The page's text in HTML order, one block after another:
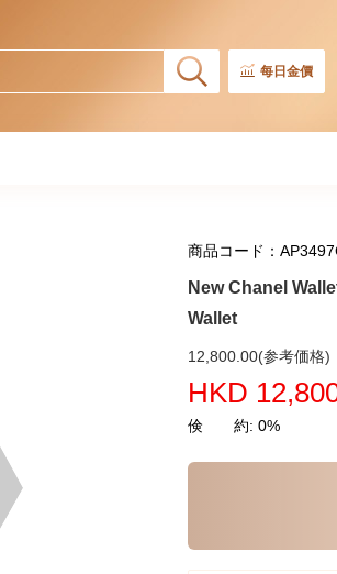
每日金價
商品コード：
New Chanel
Wallet
12,800.00(参考価格)
HKD
倹 約: 0%
New